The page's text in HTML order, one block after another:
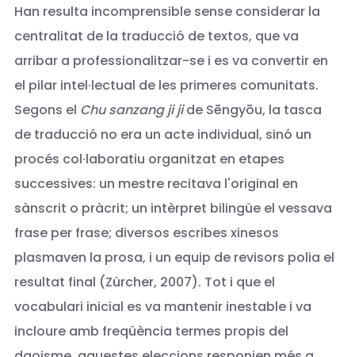
Han resulta incomprensible sense considerar la
centralitat de la traducció de textos, que va
arribar a professionalitzar-se i es va convertir en
el pilar intel·lectual de les primeres comunitats.
Segons el Chu sanzang ji jide Sēngyōu, la tasca
de traducció no era un acte individual, sinó un
procés col·laboratiu organitzat en etapes
successives: un mestre recitava l'original en
sànscrit o pràcrit; un intèrpret bilingüe el vessava
frase per frase; diversos escribes xinesos
plasmaven la prosa, i un equip de revisors polia el
resultat final (Zürcher, 2007). Tot i que el
vocabulari inicial es va mantenir inestable i va
incloure amb freqüència termes propis del